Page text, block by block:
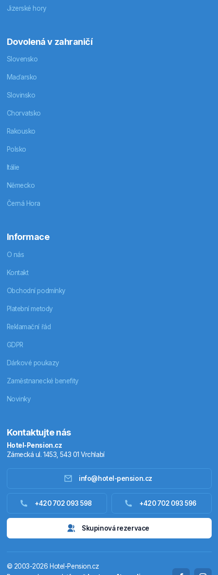
Ubytování zahraniční
Jizerské hory
Dovolená v zahraničí
Slovensko
Maďarsko
Slovinsko
Chorvatsko
Rakousko
Polsko
Itálie
Německo
Černá Hora
Informace
O nás
Kontakt
Obchodní podmínky
Platební metody
Reklamační řád
GDPR
Dárkové poukazy
Zaměstnanecké benefity
Novinky
Kontaktujte nás
Hotel-Pension.cz
Zámecká ul. 1453, 543 01 Vrchlabí
info@hotel-pension.cz
+420 702 093 598 +420 702 093 596
Skupinová rezervace
© 2003-2026 Hotel-Pension.cz